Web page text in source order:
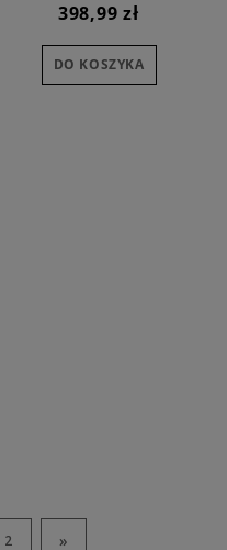
398,99 zł
DO KOSZYKA
2 »